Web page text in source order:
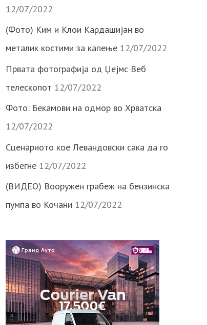
12/07/2022
(Фото) Ким и Клои Кардашијан во
металик костими за капење 12/07/2022
Првата фотографија од Џејмс Веб
телескопот 12/07/2022
Фото: Бекамови на одмор во Хрватска
12/07/2022
Сценариото кое Левандовски сака да го
избегне 12/07/2022
(ВИДЕО) Вооружен грабеж на бензинска
пумпа во Кочани 12/07/2022